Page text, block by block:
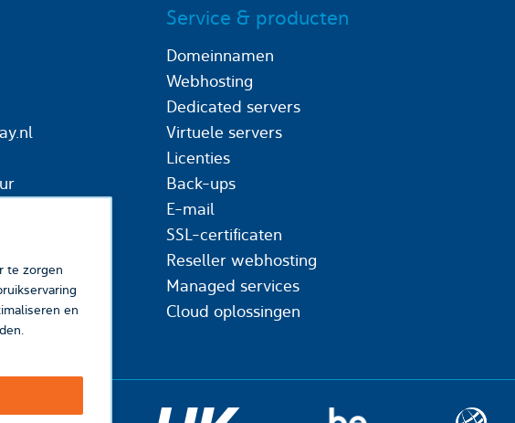
te zorgen
en
17:00 uur
Service & producten
Domeinnamen
Webhosting
Dedicated servers
Virtuele servers
Licenties
Back-ups
E-mail
SSL-certificaten
Reseller webhosting
Managed services
Cloud oplossingen